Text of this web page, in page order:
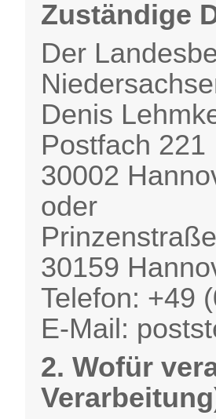
Zuständige
Der
Denis
Postfach 221
30002
oder
30159
Telefon: +49
E-Mail:
2. Wofür